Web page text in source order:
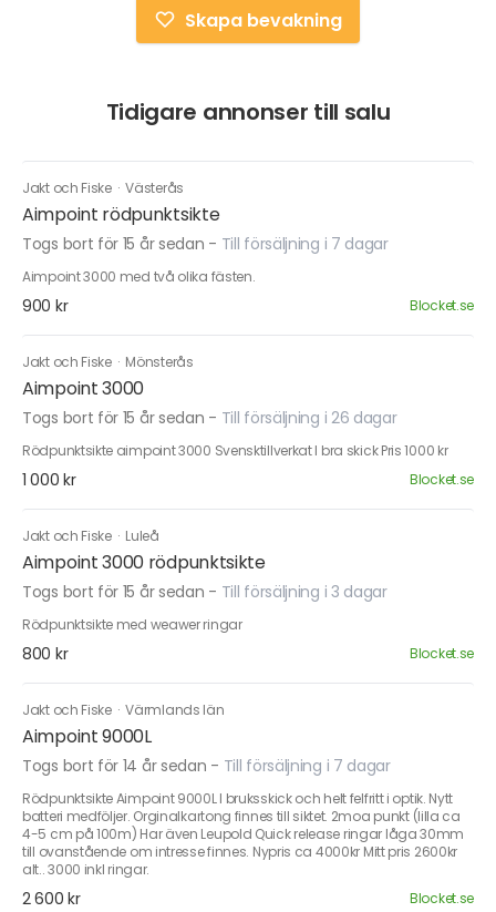
Skapa bevakning
Tidigare annonser till salu
Jakt och Fiske ·Västerås
Aimpoint rödpunktsikte
Togs bort för 15 år sedan - Till försäljning i 7 dagar
Aimpoint 3000 med två olika fästen.
900 kr Blocket.se
Jakt och Fiske · Mönsterås
Aimpoint 3000
Togs bort för 15 år sedan - Till försäljning i 26 dagar
Rödpunktsikte aimpoint 3000 Svensktillverkat I bra skick Pris 1000 kr
1 000 kr Blocket.se
Jakt och Fiske · Luleå
Aimpoint 3000 rödpunktsikte
Togs bort för 15 år sedan - Till försäljning i 3 dagar
Rödpunktsikte med weawer ringar
800 kr Blocket.se
Jakt och Fiske ·Värmlands län
Aimpoint 9000L
Togs bort för 14 år sedan - Till försäljning i 7 dagar
Rödpunktsikte Aimpoint 9000L I bruksskick och helt felfritt i optik. Nytt
batteri medföljer. Orginalkartong finnes till siktet. 2moa punkt (lilla ca
4-5 cm på 100m) Har även Leupold Quick release ringar låga 30mm
till ovanstående om intresse finnes. Nypris ca 4000kr Mitt pris 2600kr
alt.. 3000 inkl ringar.
2 600 kr Blocket.se